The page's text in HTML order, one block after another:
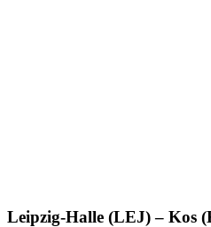
Leipzig-Halle (LEJ) – Kos